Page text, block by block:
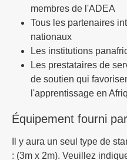
membres de l'ADEA
Tous les partenaires
nationaux
Les institutions
Les prestataires de
de soutien qui
l'apprentissage en
Équipement fourni
Il y aura un seul type de
: (3m x 2m). Veuillez